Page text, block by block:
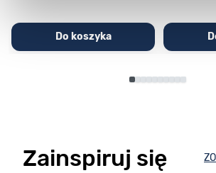
Do koszyka
Zainspiruj się